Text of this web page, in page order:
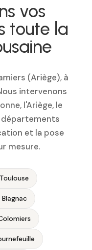
vos
toute la
(Ariège), à
intervenons
l'Ariège, le
et la pose
mesure.